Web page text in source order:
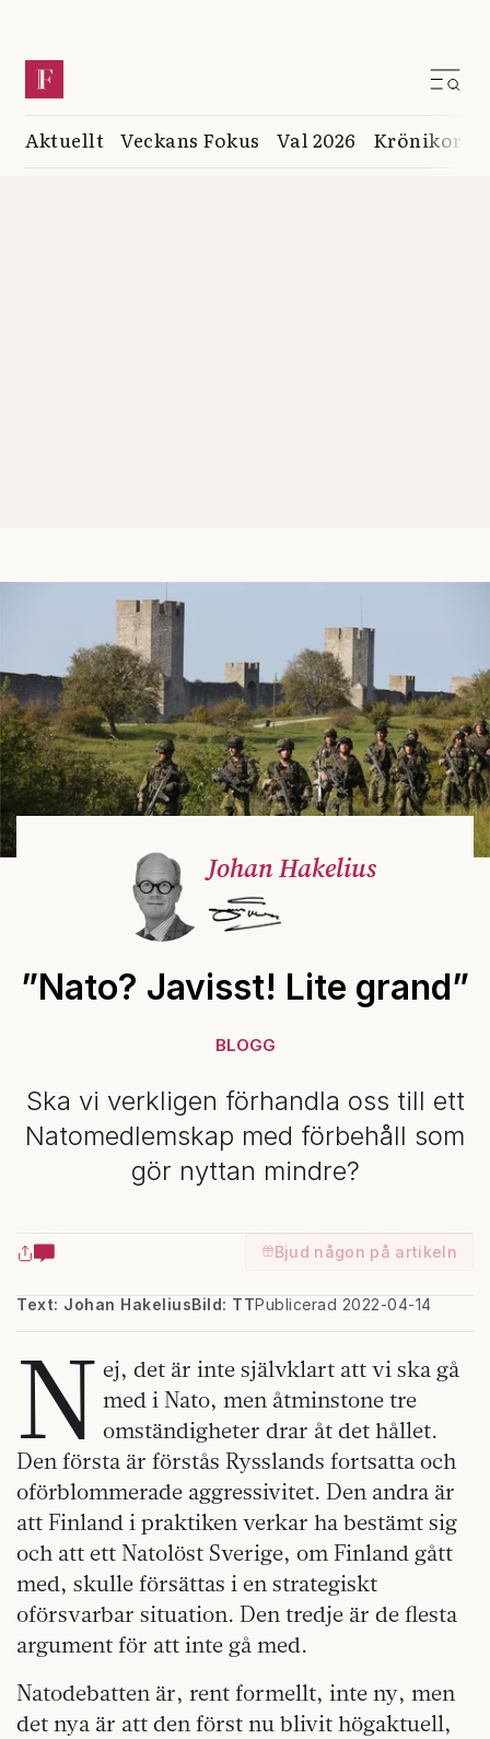
Aktuellt Veckans Fokus Val 2026 Krönikor
Johan Hakelius
”Nato? Javisst! Lite grand”
BLOGG
Ska vi verkligen förhandla oss till ett
Natomedlemskap med förbehåll som
gör nyttan mindre?
Bjud någon på artikeln
Text: Johan Hakelius Publicerad 2022-04-14
Bild: TT
N ej, det är inte självklart att vi ska gå
med i Nato, men åtminstone tre
omständigheter drar åt det hållet.
Den första är förstås Rysslands fortsatta och
oförblommerade aggressivitet. Den andra är
att Finland i praktiken verkar ha bestämt sig
och att ett Natolöst Sverige, om Finland gått
med, skulle försättas i en strategiskt
oförsvarbar situation. Den tredje är de flesta
argument för att inte gå med.
Natodebatten är, rent formellt, inte ny, men
det nya är att den först nu blivit högaktuell,